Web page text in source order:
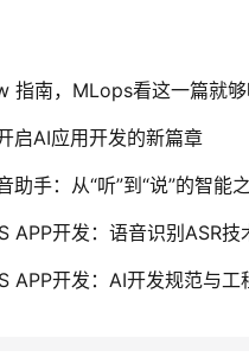
指南，MLops看这一篇就
启AI应用开发的新篇章
助手：从“听”到“说”的智能
APP开发：语音识别ASR技
APP开发：AI开发规范与工